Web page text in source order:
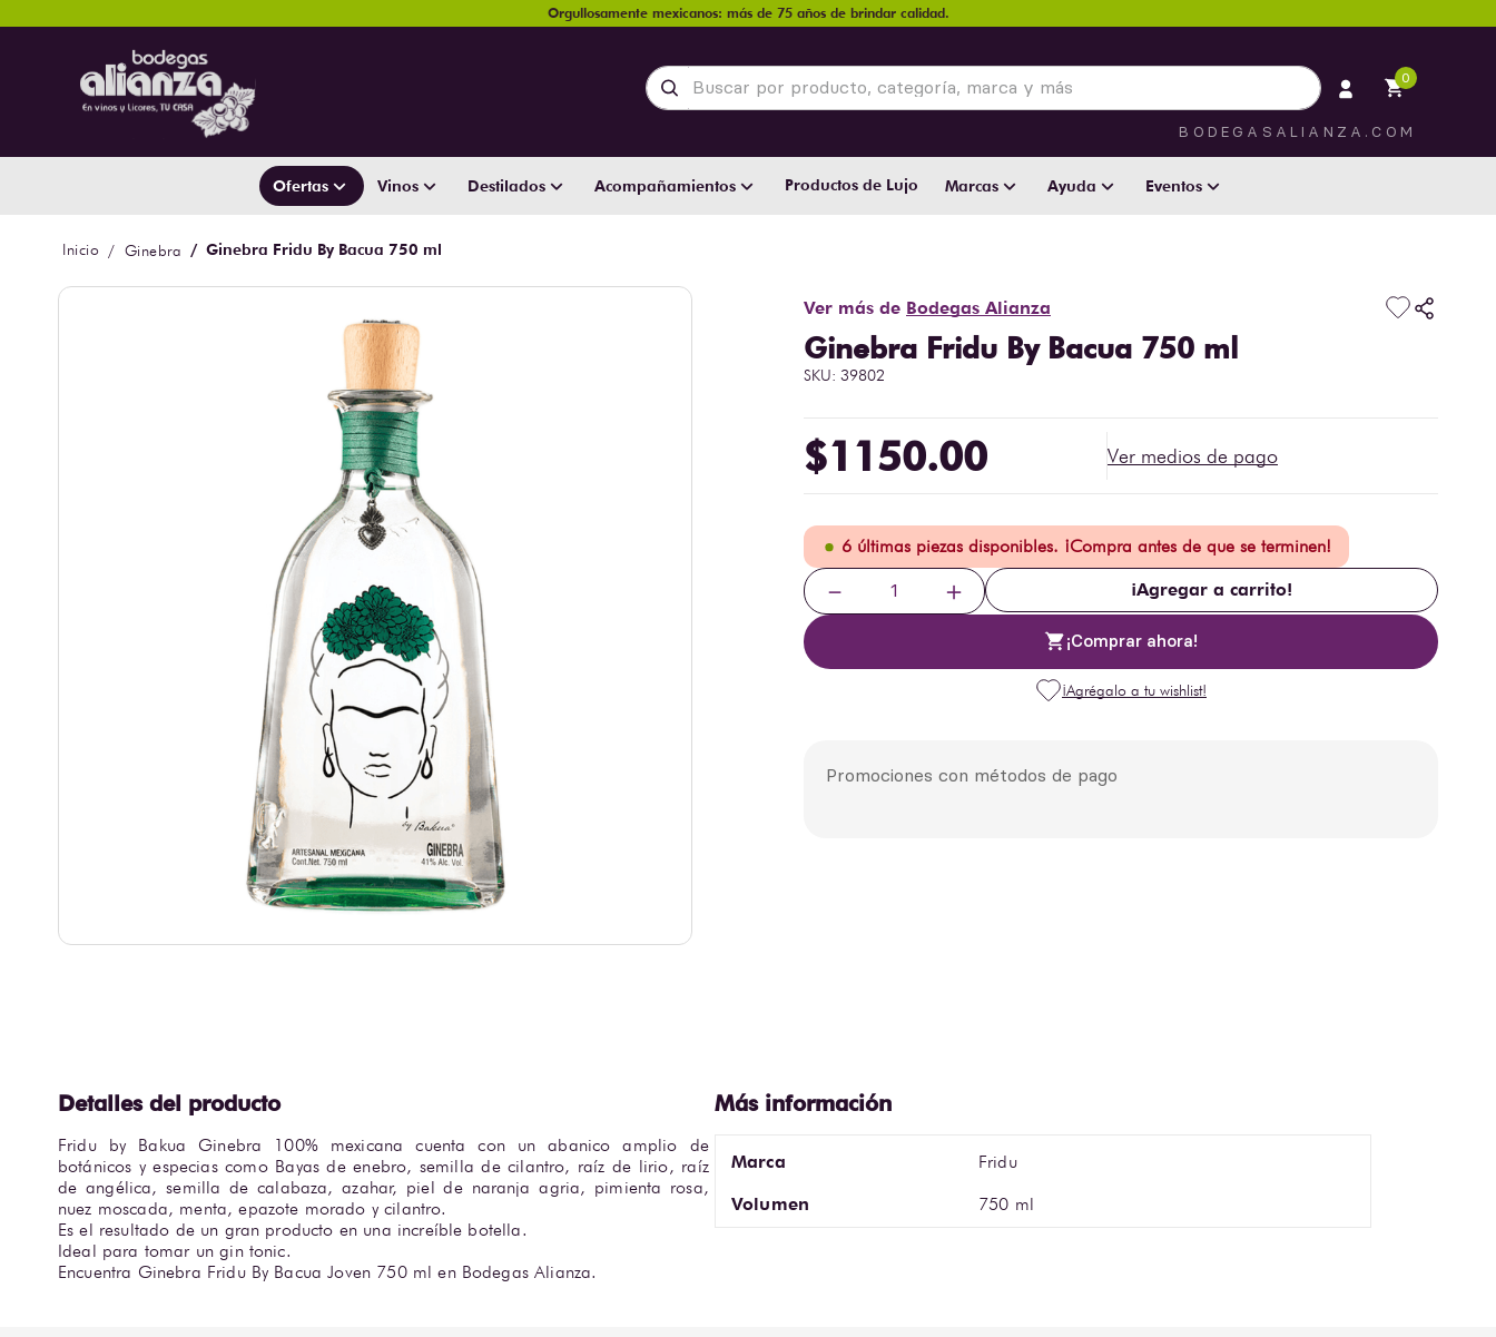
Orgullosamente mexicanos: más de 75 años de brindar calidad.
Buscar por producto, categoría, marca y más 0
BODEGASALIANZA.COM
Ofertas Vinos Destilados Acompañamientos Productos de Lujo Marcas Ayuda Eventos
Ginebra Ginebra Fridu By Bacua 750 ml
Ver más de Bodegas Alianza
Ginebra Fridu By Bacua 750 ml
SKU: 39802
$1150.00 Ver medios de pago
6 últimas piezas disponibles. ¡Compra antes de que se terminen!
＋
－ ¡Agregar a carrito!
¡Comprar ahora!
Promociones con métodos de pago
Fridu by Bakua Ginebra 100% mexicana cuenta con un abanico amplio de
botánicos y especias como Bayas de enebro, semilla de cilantro, raíz de lirio, raíz
de angélica, semilla de calabaza, azahar, piel de naranja agria, pimienta rosa,
nuez moscada, menta, epazote morado y cilantro.
Es el resultado de un gran producto en una increíble botella.
Ideal para tomar un gin tonic.
Encuentra Ginebra Fridu By Bacua Joven 750 ml en Bodegas Alianza.
Marca Fridu
Volumen 750 ml